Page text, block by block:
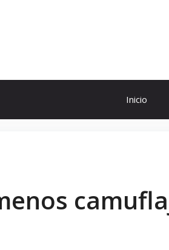
Inicio